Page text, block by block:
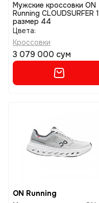
Мужские кроссовки ON
Running CLOUDSURFER 1
размер 44
Цвета:
Кроссовки
3 079 000 сум
ON Running